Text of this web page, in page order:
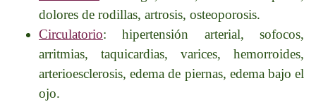
dolores de rodillas, artrosis, osteoporosis.
Circulatorio: hipertensión arterial, sofocos,
arritmias, taquicardias, varices, hemorroides,
arterioesclerosis, edema de piernas, edema bajo el
ojo.